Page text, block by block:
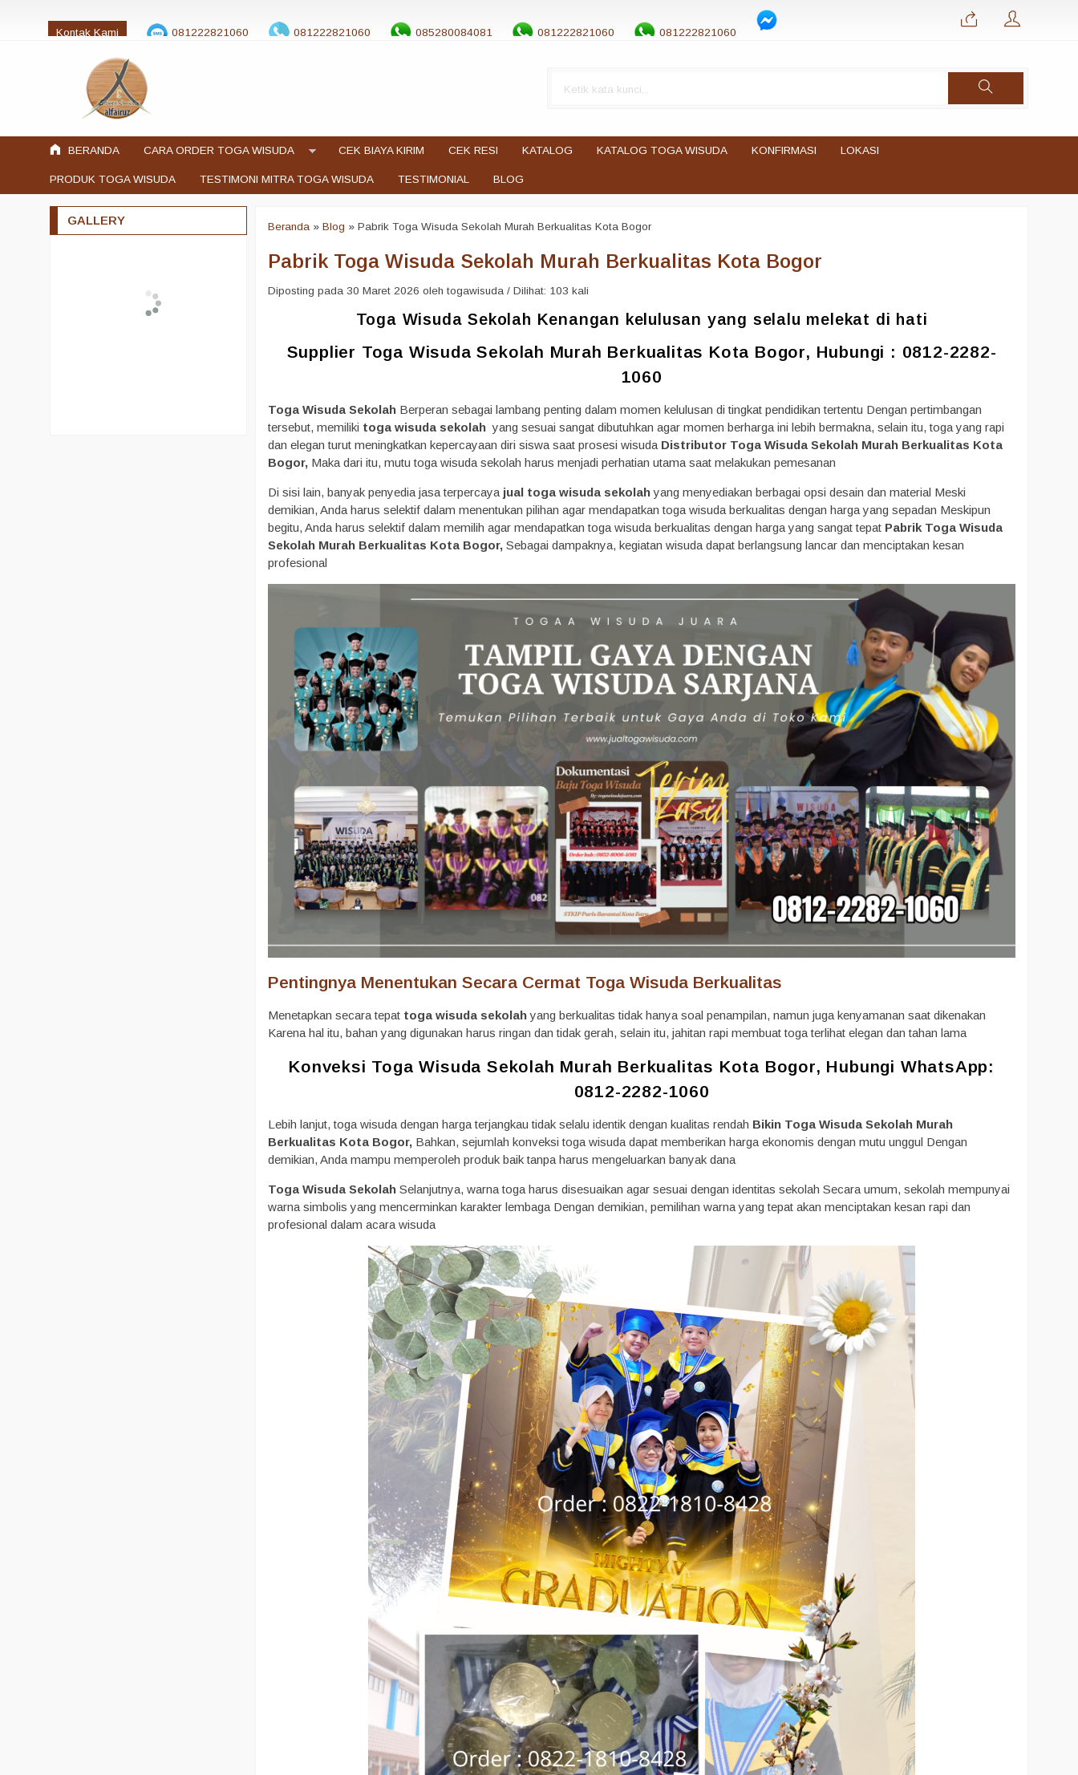
Kontak Kami 081222821060 081222821060 085280084081 081222821060 081222821060
jualtogawisuda@gmail.com
BERANDA CARA ORDER TOGA WISUDA CEK BIAYA KIRIM CEK RESI KATALOG KATALOG TOGA WISUDA KONFIRMASI LOKASI
PRODUK TOGA WISUDA TESTIMONI MITRA TOGA WISUDA TESTIMONIAL BLOG
Beranda »Blog »Pabrik Toga Wisuda Sekolah Murah Berkualitas Kota Bogor
Pabrik Toga Wisuda Sekolah Murah Berkualitas Kota Bogor
Diposting pada 30 Maret 2026 oleh togawisuda / Dilihat: 103 kali
Toga Wisuda Sekolah Kenangan kelulusan yang selalu melekat di hati
Supplier Toga Wisuda Sekolah Murah Berkualitas Kota Bogor, Hubungi : 0812-2282-
1060
Toga Wisuda Sekolah Berperan sebagai lambang penting dalam momen kelulusan di tingkat pendidikan tertentu Dengan pertimbangan
tersebut, memiliki toga wisuda sekolah yang sesuai sangat dibutuhkan agar momen berharga ini lebih bermakna, selain itu, toga yang rapi
dan elegan turut meningkatkan kepercayaan diri siswa saat prosesi wisuda Distributor Toga Wisuda Sekolah Murah Berkualitas Kota
Bogor, Maka dari itu, mutu toga wisuda sekolah harus menjadi perhatian utama saat melakukan pemesanan
Di sisi lain, banyak penyedia jasa terpercaya jual toga wisuda sekolahyang menyediakan berbagai opsi desain dan material Meski
demikian, Anda harus selektif dalam menentukan pilihan agar mendapatkan toga wisuda berkualitas dengan harga yang sepadan Meskipun
begitu, Anda harus selektif dalam memilih agar mendapatkan toga wisuda berkualitas dengan harga yang sangat tepat Pabrik Toga Wisuda
Sekolah Murah Berkualitas Kota Bogor, Sebagai dampaknya, kegiatan wisuda dapat berlangsung lancar dan menciptakan kesan
profesional
Pentingnya Menentukan Secara Cermat Toga Wisuda Berkualitas
Menetapkan secara tepat toga wisuda sekolahyang berkualitas tidak hanya soal penampilan, namun juga kenyamanan saat dikenakan
Karena hal itu, bahan yang digunakan harus ringan dan tidak gerah, selain itu, jahitan rapi membuat toga terlihat elegan dan tahan lama
Konveksi Toga Wisuda Sekolah Murah Berkualitas Kota Bogor, Hubungi WhatsApp:
0812-2282-1060
Lebih lanjut, toga wisuda dengan harga terjangkau tidak selalu identik dengan kualitas rendah Bikin Toga Wisuda Sekolah Murah
Berkualitas Kota Bogor, Bahkan, sejumlah konveksi toga wisuda dapat memberikan harga ekonomis dengan mutu unggul Dengan
demikian, Anda mampu memperoleh produk baik tanpa harus mengeluarkan banyak dana
Toga Wisuda Sekolah Selanjutnya, warna toga harus disesuaikan agar sesuai dengan identitas sekolah Secara umum, sekolah mempunyai
warna simbolis yang mencerminkan karakter lembaga Dengan demikian, pemilihan warna yang tepat akan menciptakan kesan rapi dan
profesional dalam acara wisuda
GALLERY